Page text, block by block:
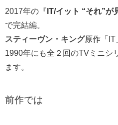
2017年の『 IT/イット “それ”が
で完結編。
スティーヴン・キング原作「IT
1990年にも全２回のTVミニシ
ます。
前作では